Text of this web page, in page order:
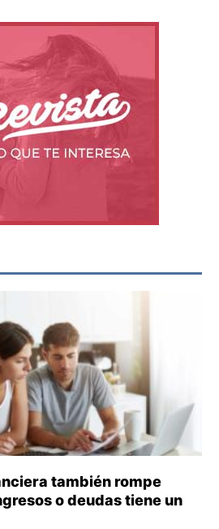
también rompe
o deudas tiene un